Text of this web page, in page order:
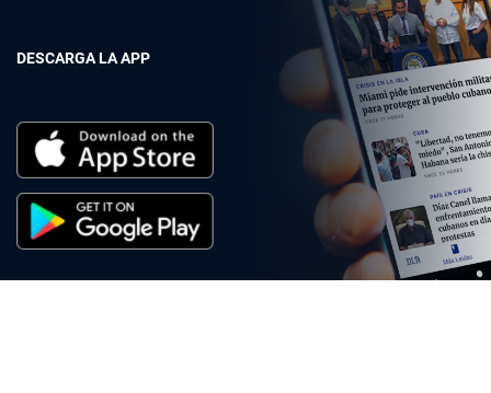
DESCARGA LA APP